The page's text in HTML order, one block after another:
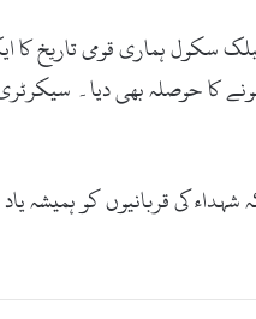
پبلک سکول ہماری قومی
حوصلہ بھی دیا۔ سیکرٹری
شہداء کی قربانیوں کو